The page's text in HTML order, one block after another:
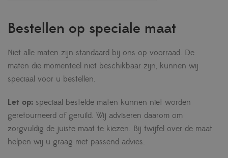
Bestellen op speciale maat
Niet alle maten zijn standaard bij ons op voorraad. De
maten die momenteel niet beschikbaar zijn, kunnen wij
speciaal voor u bestellen.
Let op: speciaal bestelde maten kunnen niet worden
geretourneerd of geruild. Wij adviseren daarom om
zorgvuldig de juiste maat te kiezen. Bij twijfel over de maat
helpen wij u graag met passend advies.